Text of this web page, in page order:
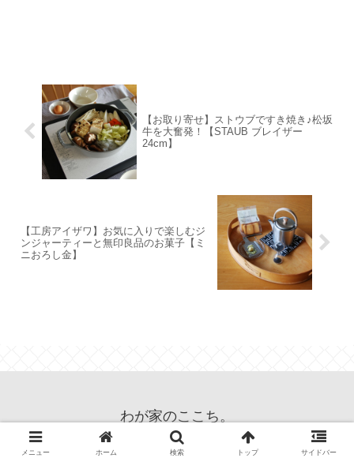
【お取り寄せ】ストウブですき焼き♪松坂
牛を大奮発！【STAUB ブレイザー
24cm】
【工房アイザワ】お気に入りで楽しむジ
ンジャーティーと無印良品のお菓子【ミ
ニおろし金】
わが家のここち。
© 2013 わが家のここち。.
メニュー ホーム 検索 トップ サイドバー